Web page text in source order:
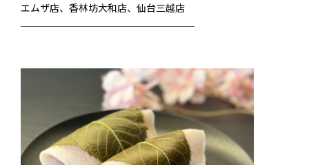
エムザ店、香林坊大和店、仙台三越店
──────────────────